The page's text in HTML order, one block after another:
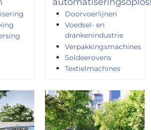
Doorvoerlijnen
Voedsel- en
drankenindustrie
Verpakkingsmachines
Soldeerovens
Textielmachines